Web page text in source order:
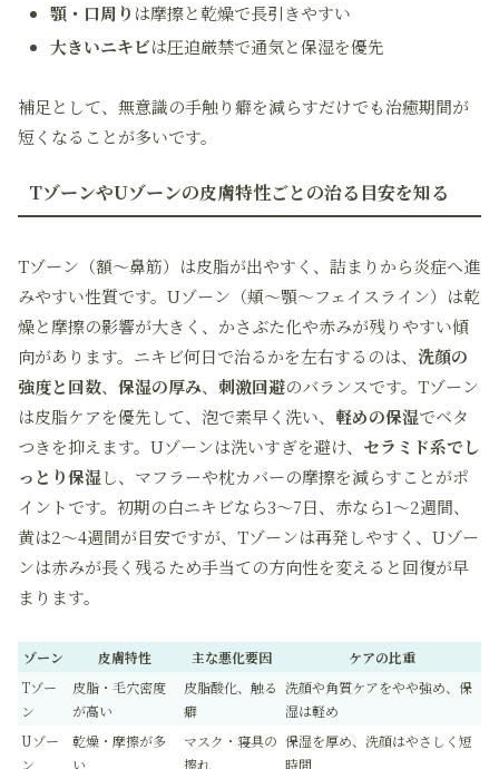
顎・口周り は摩擦と乾燥で長引きやすい
大きいニキビは圧迫厳禁で通気と保湿を優先
補足として、無意識の手触り癖を減らすだけでも治癒期間が
短くなることが多いです。
TゾーンやUゾーンの皮膚特性ごとの治る目安を知る
Tゾーン（額〜鼻筋）は皮脂が出やすく、詰まりから炎症へ進
みやすい性質です。Uゾーン（頬〜顎〜フェイスライン）は乾
燥と摩擦の影響が大きく、かさぶた化や赤みが残りやすい傾
向があります。ニキビ何日で治るかを左右するのは、 洗顔の
強度と回数、 保湿の厚み、 刺激回避のバランスです。Tゾーン
は皮脂ケアを優先して、泡で素早く洗い、 軽めの保湿でベタ
つきを抑えます。Uゾーンは洗いすぎを避け、 セラミド系でし
っとり保湿し、マフラーや枕カバーの摩擦を減らすことがポ
イントです。初期の白ニキビなら3〜7日、赤なら1〜2週間、
黄は2〜4週間が目安ですが、Tゾーンは再発しやすく、Uゾー
ンは赤みが長く残るため手当ての方向性を変えると回復が早
まります。
ゾーン 皮膚特性 主な悪化要因
ケアの比重
Tゾー
ン
皮脂・毛穴密度
が高い
皮脂酸化、触る
癖
洗顔や角質ケアをやや強め、保
湿は軽め
Uゾー
ン
乾燥・摩擦が多
い
マスク・寝具の
擦れ
保湿を厚め、洗顔はやさしく短
時間